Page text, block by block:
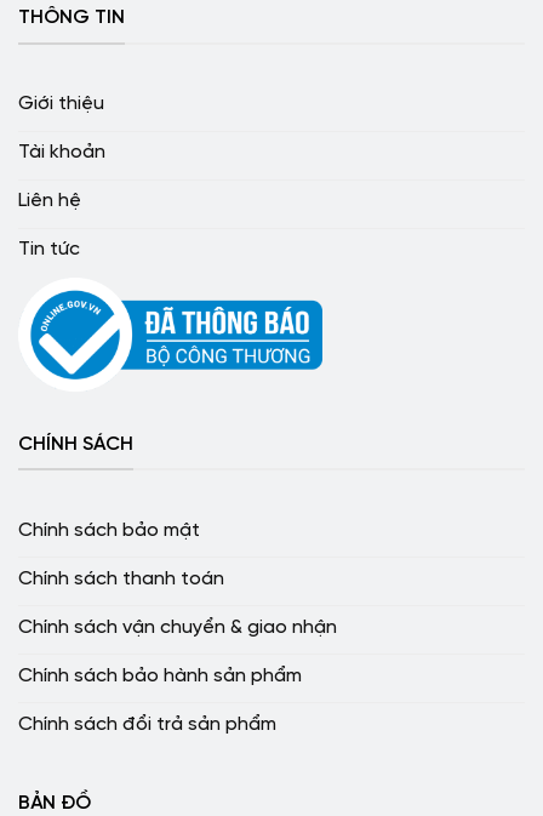
THÔNG TIN
Giới thiệu
Tài khoản
Liên hệ
Tin tức
CHÍNH SÁCH
Chính sách bảo mật
Chính sách thanh toán
Chính sách vận chuyển & giao nhận
Chính sách bảo hành sản phẩm
Chính sách đổi trả sản phẩm
BẢN ĐỒ